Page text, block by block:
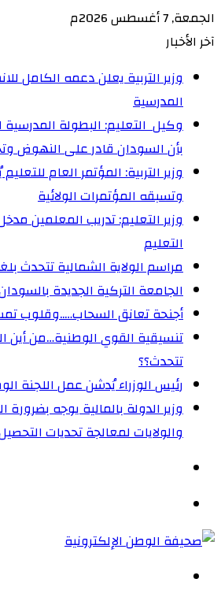
الجمعة, 7 أغسطس 2026م
آخر الأخبار
وزير التربية يعلن دعمه الكامل
المدرسية
وكيل التعليم: البطولة المدرسية
بأن السودان قادر على النهوض
وزير التربية: المؤتمر العام
وتسبقه المؤتمرات الولائية
وزير التعليم: تدريب المعلمين
التعليم
مراسم الولاية الشمالية تتحدث
الجامعة التركية الجديدة
أجنحة تعانق السحاب…..وقلوب
تنسيقية القوي الوطنية…من
تتحدث؟؟
رئيس الوزراء يُدشن عمل اللجنة
وزير الدولة بالمالية يوجه بضرورة
والولايات لمعالجة تحديات